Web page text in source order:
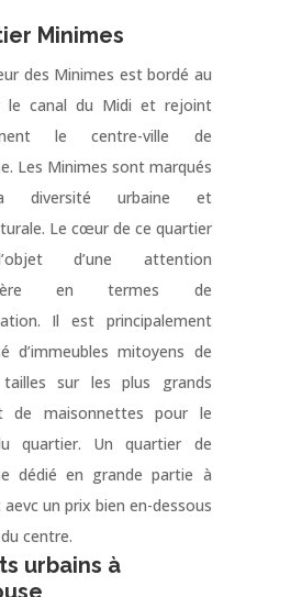
Minimes
des Minimes est bordé au
le canal du Midi et rejoint
le centre-ville de
Les Minimes sont marqués
diversité urbaine et
Le cœur de ce quartier
d’une attention
en termes de
Il est principalement
d’immeubles mitoyens de
sur les plus grands
de maisonnettes pour le
quartier. Un quartier de
dédié en grande partie à
aevc un prix bien en-dessous
centre.
urbains à